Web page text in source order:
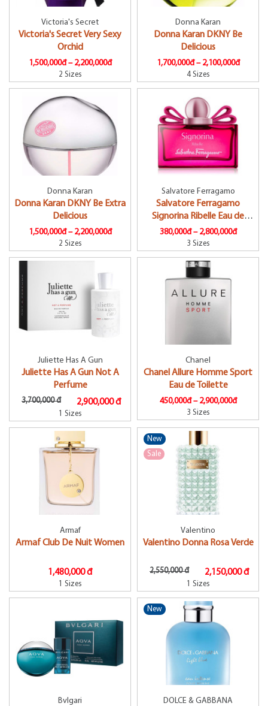
Victoria's Secret
Victoria's Secret Very Sexy
Orchid
1,500,000đ – 2,200,000đ
2 Sizes
Donna Karan
Donna Karan DKNY Be
Delicious
1,700,000đ – 2,100,000đ
4 Sizes
Donna Karan
Donna Karan DKNY Be Extra
Delicious
1,500,000đ – 2,200,000đ
2 Sizes
Salvatore Ferragamo
Salvatore Ferragamo
Signorina Ribelle Eau de
Parfum Mini Size
380,000đ – 2,800,000đ
3 Sizes
Juliette Has A Gun
Juliette Has A Gun Not A
Perfume
3,700,000 đ 2,900,000 đ
1 Sizes
Chanel
Chanel Allure Homme Sport
Eau de Toilette
450,000đ – 2,900,000đ
3 Sizes
Armaf
Armaf Club De Nuit Women
1,480,000 đ
1 Sizes
Valentino
Valentino Donna Rosa Verde
2,550,000 đ 2,150,000 đ
1 Sizes
New
Sale
Bvlgari DOLCE & GABBANA
New